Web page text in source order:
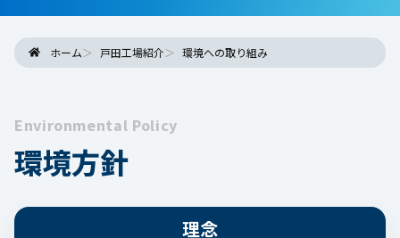
ホーム 戸田工場紹介 環境への取り組み
Environmental Policy
環境方針
理念